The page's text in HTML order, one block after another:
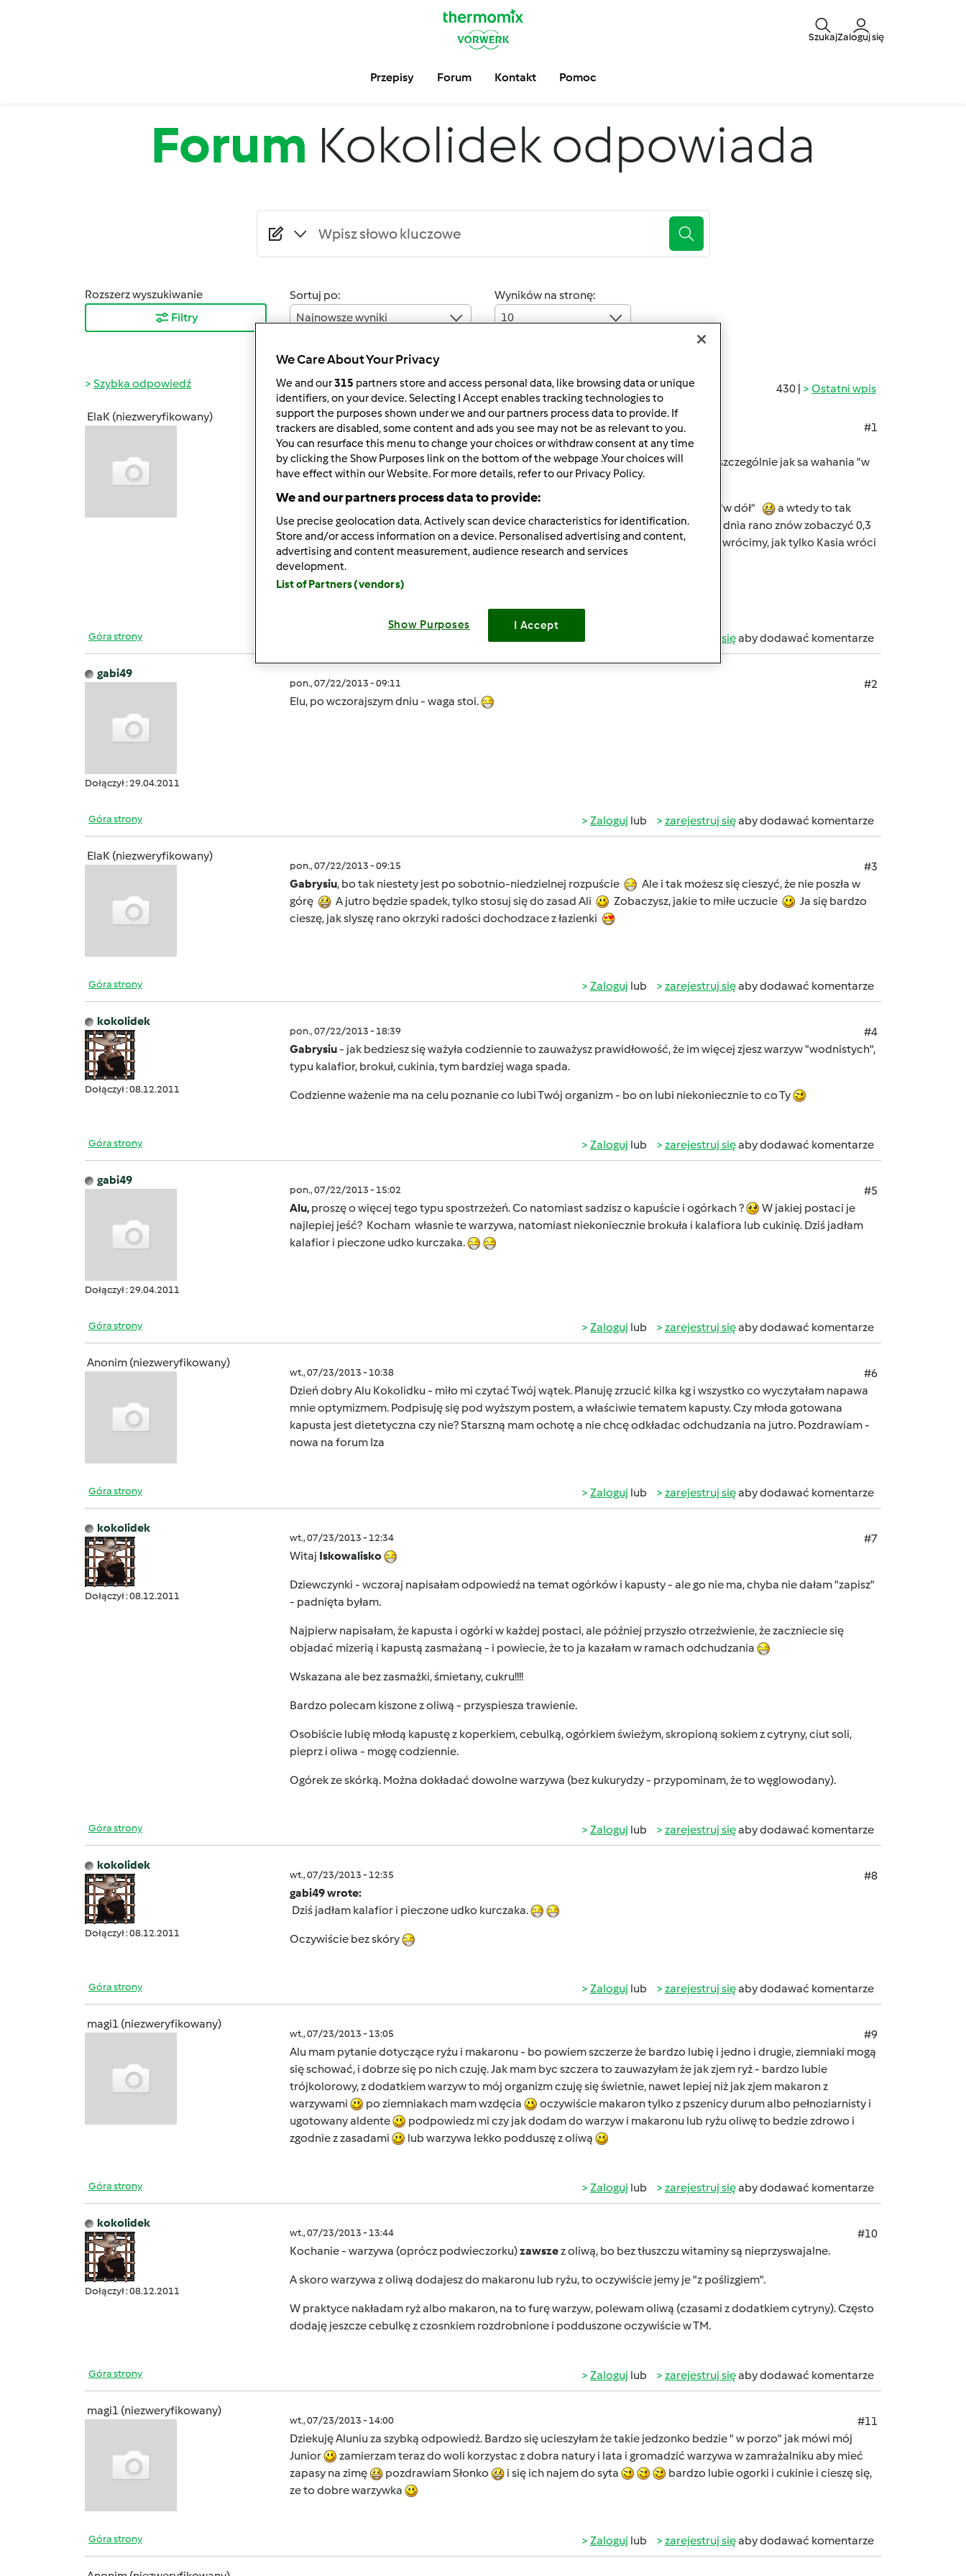
SzukajZaloguj się
Przepisy Forum Kontakt Pomoc
Forum Kokolidek odpowiada
Rozszerz wyszukiwanie
Filtry
Sortuj po:
Najnowsze wyniki
Wyników na stronę:
10
430 | Ostatni wpis
Szybka odpowiedź
ElaK (niezweryfikowany)
ndz., 07/21/2013 - 21:34
#1
gabi49 wrote:
No, może spróbuję w ten sposób? Tym niemniej wydaje mi się to bardzo stresujace, szczególnie jak sa wahania "w
górę".
ale jak będziesz się stosowała do zasad Ali, to częściej zobaczysz wahania "w dół"
a wtedy to tak
cieszy, że chce się pamiętać o zasadach przez cały dzień
Po to, żeby następnego dnia rano znów zobaczyć 0,3
-0,5 kg mniej!
Moja Kasię bardzo to motywowało!
Myślę, że znów do tego wrócimy, jak tylko Kasia wróci
do domu
Góra strony zarejestruj sięaby dodawać komentarze
gabi49
Dołączył : 29.04.2011
pon., 07/22/2013 - 09:11
#2
Elu, po wczorajszym dniu - waga stoi.
Góra strony Zaloguj lub zarejestruj sięaby dodawać komentarze
ElaK (niezweryfikowany)
pon., 07/22/2013 - 09:15
#3
Gabrysiu, bo tak niestety jest po sobotnio-niedzielnej rozpuście
Ale i tak możesz się cieszyć, że nie poszła w
górę
A jutro będzie spadek, tylko stosuj się do zasad Ali Zobaczysz, jakie to miłe uczucie
Ja się bardzo
cieszę, jak slyszę rano okrzyki radości dochodzace z łazienki
Góra strony Zaloguj lub zarejestruj sięaby dodawać komentarze
kokolidek
Dołączył : 08.12.2011
pon., 07/22/2013 - 18:39
#4
Gabrysiu- jak bedziesz się ważyła codziennie to zauważysz prawidłowość, że im więcej zjesz warzyw "wodnistych",
typu kalafior, brokuł, cukinia, tym bardziej waga spada.
Codzienne ważenie ma na celu poznanie co lubi Twój organizm - bo on lubi niekoniecznie to co Ty
Góra strony Zaloguj lub zarejestruj sięaby dodawać komentarze
gabi49
Dołączył : 29.04.2011
pon., 07/22/2013 - 15:02
#5
Alu, proszę o więcej tego typu spostrzeżeń. Co natomiast sadzisz o kapuście i ogórkach ?
W jakiej postaci je
najlepiej jeść? Kocham własnie te warzywa, natomiast niekoniecznie brokuła i kalafiora lub cukinię. Dziś jadłam
kalafior i pieczone udko kurczaka.
Góra strony Zaloguj lub zarejestruj sięaby dodawać komentarze
Anonim (niezweryfikowany)
wt., 07/23/2013 - 10:38
#6
Dzień dobry Alu Kokolidku - miło mi czytać Twój wątek. Planuję zrzucić kilka kg i wszystko co wyczytałam napawa
mnie optymizmem. Podpisuję się pod wyższym postem, a właściwie tematem kapusty. Czy młoda gotowana
kapusta jest dietetyczna czy nie? Starszną mam ochotę a nie chcę odkładac odchudzania na jutro. Pozdrawiam -
nowa na forum Iza
Góra strony Zaloguj lub zarejestruj sięaby dodawać komentarze
kokolidek
Dołączył : 08.12.2011
wt., 07/23/2013 - 12:34
#7
Witaj Iskowalisko
Dziewczynki - wczoraj napisałam odpowiedź na temat ogórków i kapusty - ale go nie ma, chyba nie dałam "zapisz"
- padnięta byłam.
Najpierw napisałam, że kapusta i ogórki w każdej postaci, ale później przyszło otrzeźwienie, że zaczniecie się
objadać mizerią i kapustą zasmażaną - i powiecie, że to ja kazałam w ramach odchudzania
Wskazana ale bez zasmażki, śmietany, cukru!!!!
Bardzo polecam kiszone z oliwą - przyspiesza trawienie.
Osobiście lubię młodą kapustę z koperkiem, cebulką, ogórkiem świeżym, skropioną sokiem z cytryny, ciut soli,
pieprz i oliwa - mogę codziennie.
Ogórek ze skórką. Można dokładać dowolne warzywa (bez kukurydzy - przypominam, że to węglowodany).
Góra strony Zaloguj lub zarejestruj sięaby dodawać komentarze
kokolidek
Dołączył : 08.12.2011
wt., 07/23/2013 - 12:35
#8
gabi49 wrote:
Dziś jadłam kalafior i pieczone udko kurczaka.
Oczywiście bez skóry
Góra strony Zaloguj lub zarejestruj sięaby dodawać komentarze
magi1 (niezweryfikowany)
wt., 07/23/2013 - 13:05
#9
Alu mam pytanie dotyczące ryżu i makaronu - bo powiem szczerze że bardzo lubię i jedno i drugie, ziemniaki mogą
się schować, i dobrze się po nich czuję. Jak mam byc szczera to zauwazyłam że jak zjem ryż - bardzo lubie
trójkolorowy, z dodatkiem warzyw to mój organizm czuję się świetnie, nawet lepiej niż jak zjem makaron z
warzywami
po ziemniakach mam wzdęcia
oczywiście makaron tylko z pszenicy durum albo pełnoziarnisty i
ugotowany aldente
podpowiedz mi czy jak dodam do warzyw i makaronu lub ryżu oliwę to bedzie zdrowo i
zgodnie z zasadami
lub warzywa lekko podduszę z oliwą
Góra strony Zaloguj lub zarejestruj sięaby dodawać komentarze
kokolidek
Dołączył : 08.12.2011
wt., 07/23/2013 - 13:44
#10
Kochanie - warzywa (oprócz podwieczorku)zawszez oliwą, bo bez tłuszczu witaminy są nieprzyswajalne.
A skoro warzywa z oliwą dodajesz do makaronu lub ryżu, to oczywiście jemy je "z poślizgiem".
W praktyce nakładam ryż albo makaron, na to furę warzyw, polewam oliwą (czasami z dodatkiem cytryny). Często
dodaję jeszcze cebulkę z czosnkiem rozdrobnione i podduszone oczywiście w TM.
Góra strony Zaloguj lub zarejestruj sięaby dodawać komentarze
magi1 (niezweryfikowany)
wt., 07/23/2013 - 14:00
#11
Dziekuję Aluniu za szybką odpowiedż. Bardzo się ucieszyłam że takie jedzonko bedzie " w porzo" jak mówi mój
Junior
zamierzam teraz do woli korzystac z dobra natury i lata i gromadzić warzywa w zamrażalniku aby mieć
zapasy na zimę
pozdrawiam Słonko i się ich najem do syta
bardzo lubie ogorki i cukinie i cieszę się,
ze to dobre warzywka
Góra strony Zaloguj lub zarejestruj sięaby dodawać komentarze
We Care About Your Privacy
We and our315 partners store and access personal data, like browsing data or unique
identifiers, on your device. Selecting I Accept enables tracking technologies to
support the purposes shown under we and our partners process data to provide. If
trackers are disabled, some content and ads you see may not be as relevant to you.
You can resurface this menu to change your choices or withdraw consent at any time
by clicking the Show Purposes link on the bottom of the webpage .Your choices will
have effect within our Website. For more details, refer to our Privacy Policy.
We and our partners process data to provide:
Use precise geolocation data. Actively scan device characteristics for identification.
Store and/or access information on a device. Personalised advertising and content,
advertising and content measurement, audience research and services
development.
List of Partners (vendors)
Show Purposes I Accept